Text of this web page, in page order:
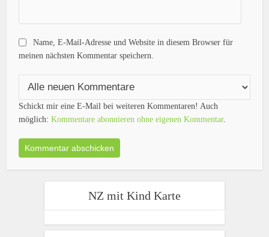
Name, E-Mail-Adresse und Website in diesem Browser für
meinen nächsten Kommentar speichern.
Schickt mir eine E-Mail bei weiteren Kommentaren! Auch
möglich:Kommentare abonnieren ohne eigenen Kommentar.
NZ mit Kind Karte